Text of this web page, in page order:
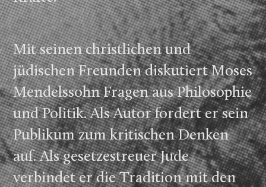
Mit seinen christlichen und
jüdischen Freunden diskutiert Moses
Mendelssohn Fragen aus Philosophie
und Politik. Als Autor fordert er sein
Publikum zum kritischen Denken
auf. Als gesetzes­treuer Jude
verbindet er die Tradition mit den